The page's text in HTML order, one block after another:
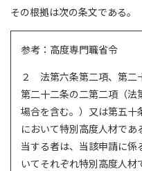
その根拠は次の条文である。
参考：高度専門職省令
２ 法第六条第二項、第二
第二十二条の二第二項（法
場合を含む。）又は第五十
において特別高度人材で
当する者は、当該申請に
いてそれぞれ特別高度人材